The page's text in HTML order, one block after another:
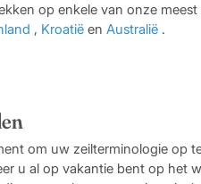
op enkele van onze
, Kroatië en Australië .
om uw zeilterminologie op
u al op vakantie bent op het